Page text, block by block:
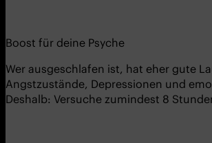
Boost für deine Psyche
Wer ausgeschlafen ist, hat eher gute
Angstzustände, Depressionen und
Deshalb: Versuche zumindest 8